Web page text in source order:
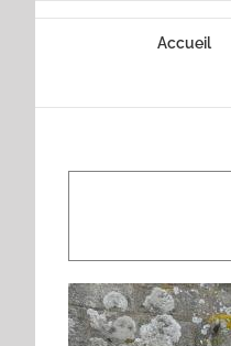
Passer
Accueil